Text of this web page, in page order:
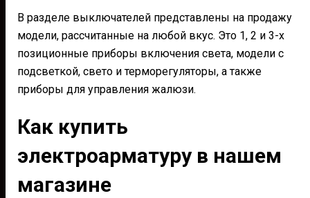
В разделе выключателей представлены на продажу
модели, рассчитанные на любой вкус. Это 1, 2 и 3-х
позиционные приборы включения света, модели с
подсветкой, свето и терморегуляторы, а также
приборы для управления жалюзи.
Как купить
электроарматуру в нашем
магазине